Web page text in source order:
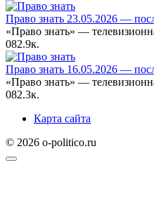
Право знать 23.05.2026 —
«Право знать» —
082.9к.
Право знать 16.05.2026 —
«Право знать» —
082.3к.
Карта сайта
© 2026 o-politico.ru